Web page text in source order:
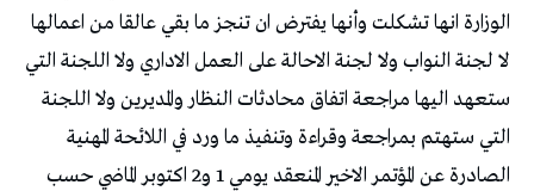
الوزارة انها تشكلت وأنها يفترض ان تنجز ما بقي عالقا من اعمالها
لا لجنة النواب ولا لجنة الاحالة على العمل الاداري ولا اللجنة التي
ستعهد اليها مراجعة اتفاق محادثات النظار والمديرين ولا اللجنة
التي ستهتم بمراجعة وقراءة وتنفيذ ما ورد في اللائحة المهنية
الصادرة عن المؤتمر الاخير المنعقد يومي 1 و2 اكتوبر الماضي حسب